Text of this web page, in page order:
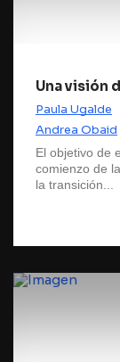
Una visión
Paula Ugalde
Andrea Obaid
El objetivo de
comienzo de
la transición...